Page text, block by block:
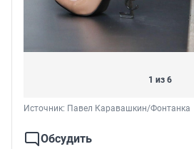
1 из 6
Источник: Павел Каравашкин/Фонтанка
Обсудить